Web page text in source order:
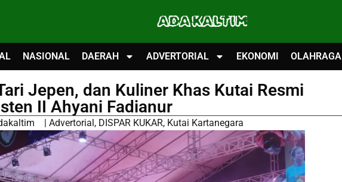
ADA KALTIM
NASIONAL DAERAH ADVERTORIAL EKONOMI OLAHRAGA
Jepen, dan Kuliner Khas Kutai Resmi
II Ahyani Fadianur
| Advertorial, DISPAR KUKAR, Kutai Kartanegara